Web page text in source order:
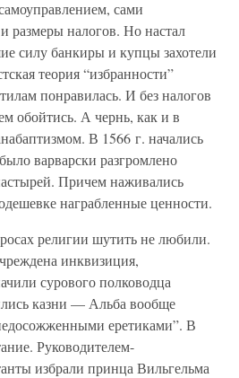
сами
размеры налогов. Но настал
силу банкиры и купцы захотели
теория “избранности”
понравилась. И без налогов
обойтись. А чернь, как и в
В 1566 г. начались
варварски разгромлено
Причем наживались
награбленные ценности.
религии шутить не любили.
инквизиция,
сурового полководца
казни — Альба вообще
еретиками”. В
Руководителем-
избрали принца Вильгельма